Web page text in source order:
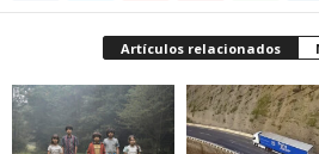
Artículos relacionados